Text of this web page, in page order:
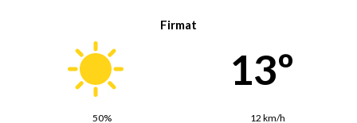
Firmat
13º
50% 12 km/h